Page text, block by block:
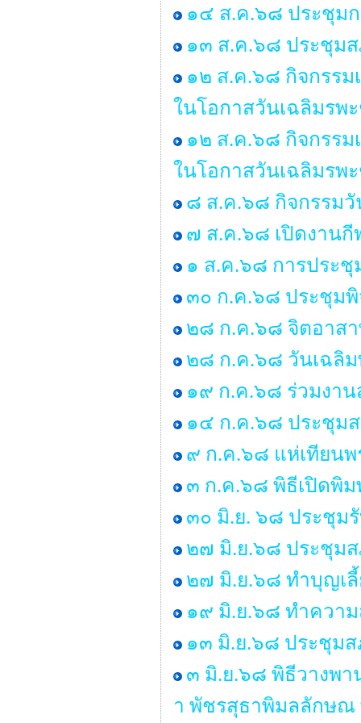
๑๔ ส.ค.๖๘ ประชุม
๑๓ ส.ค.๖๘ ประชุม
๑๒ ส.ค.๖๘ กิจกรรม
ในโอกาสวันเฉลิมรพ
๑๒ ส.ค.๖๘ กิจกรรม
ในโอกาสวันเฉลิมรพ
๘ ส.ค.๖๘ กิจกรรม
๗ ส.ค.๖๘ เปิดงานกี
๑ ส.ค.๖๘ การประ
๓๐ ก.ค.๖๘ ประชุม
๒๘ ก.ค.๖๘ จิตอาส
๒๘ ก.ค.๖๘ วันเฉลิม
๑๙ ก.ค.๖๘ ร่วมงา
๑๔ ก.ค.๖๘ ประชุม
๙ ก.ค.๖๘ แห่เทียน
๓ ก.ค.๖๘ พิธีเปิดพิ
๓๐ มิ.ย. ๖๘ ประชุม
๒๗ มิ.ย.๖๘ ประชุม
๒๗ มิ.ย.๖๘ ทำบุญเลี้
๑๙ มิ.ย.๖๘ ทำควา
๑๓ มิ.ย.๖๘ ประชุมส
๓ มิ.ย.๖๘ พิธีวางพา
า พัชรสุธาพิมลลักษณ